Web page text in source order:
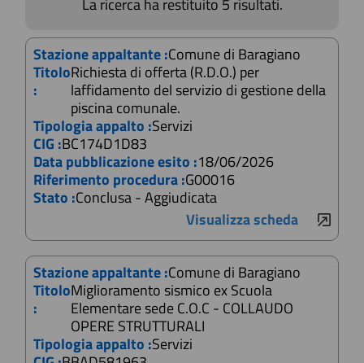
Stazione appaltante :Comune di Baragiano
Titolo
:
Richiesta di offerta (R.D.O.) per
laffidamento del servizio di gestione della
piscina comunale.
Tipologia appalto :Servizi
CIG :BC174D1D83
Data pubblicazione esito :18/06/2026
Riferimento procedura :G00016
Stato :Conclusa - Aggiudicata
Visualizza scheda
Stazione appaltante :Comune di Baragiano
Titolo
:
Miglioramento sismico ex Scuola
Elementare sede C.O.C - COLLAUDO
OPERE STRUTTURALI
Tipologia appalto :Servizi